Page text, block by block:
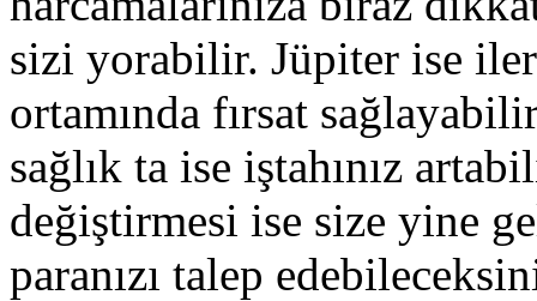
sizi yorabilir. Jüpiter ise
ortamında fırsat
sağlık ta ise iştahınız
değiştirmesi ise size yine
paranızı talep